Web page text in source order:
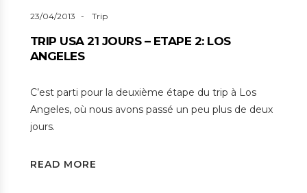
23/04/2013 Trip
TRIP USA 21 JOURS – ETAPE 2: LOS
ANGELES
C’est parti pour la deuxième étape du trip à Los
Angeles, où nous avons passé un peu plus de deux
jours.
READ MORE